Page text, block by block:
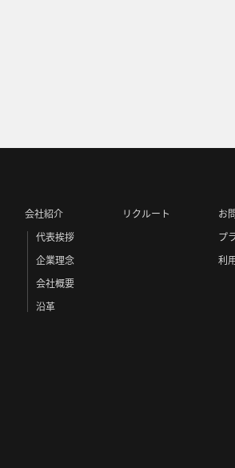
会社紹介
代表挨拶
企業理念
会社概要
沿革
リクルート
お
プ
利